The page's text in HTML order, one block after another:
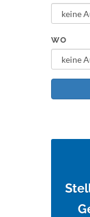
WO